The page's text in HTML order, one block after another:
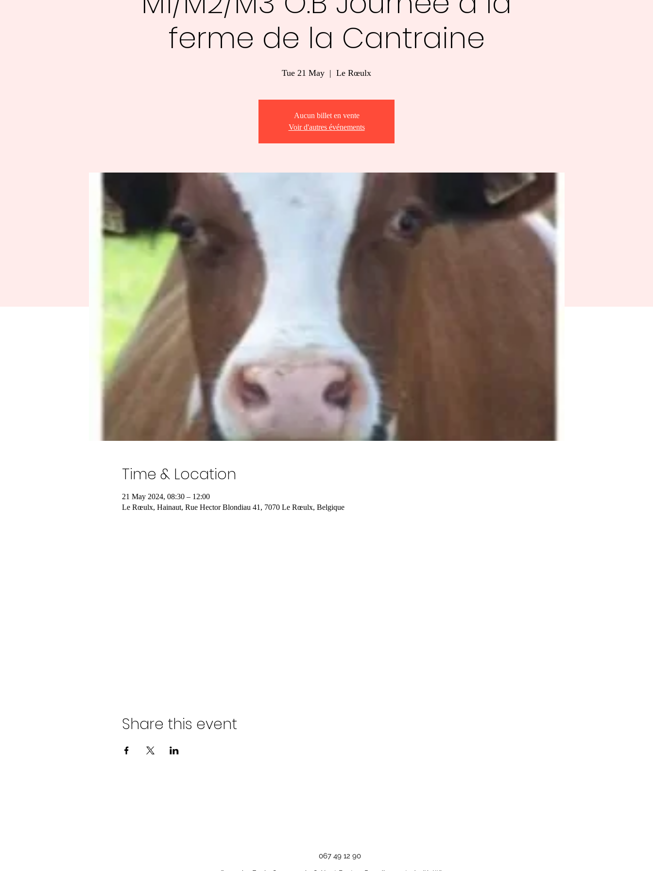
ferme de la Cantraine
Tue 21 May
  |
Le Rœulx
Aucun billet en vente
Voir d'autres événements
Time & Location
21 May 2024, 08:30 – 12:00
Le Rœulx, Hainaut, Rue Hector Blondiau 41, 7070 Le Rœulx, Belgique
Share this event
067 49 12 90